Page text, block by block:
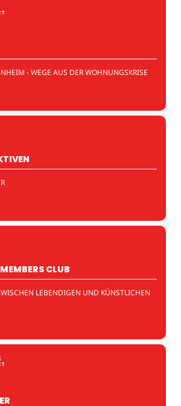
- WEGE AUS DER WOHNUNGSKRISE
CLUB
LEBENDIGEN UND KÜNSTLICHEN